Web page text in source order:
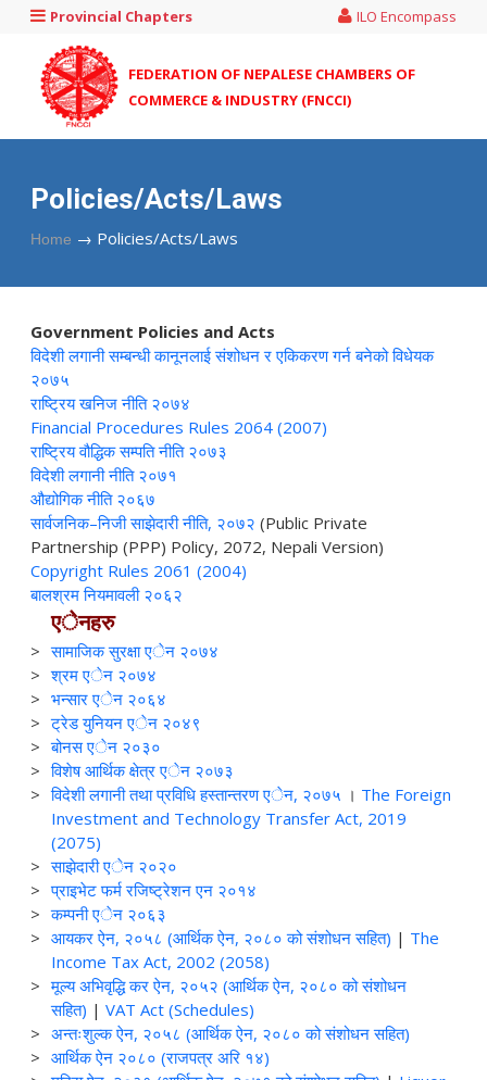
Provincial Chapters ILO Encompass
FEDERATION OF NEPALESE CHAMBERS OF
COMMERCE & INDUSTRY (FNCCI)
Policies/Acts/Laws
Home → Policies/Acts/Laws
Government Policies and Acts
विदेशी लगानी सम्बन्धी कानूनलाई संशोधन र एकिकरण गर्न बनेको विधेयक
२०७५
राष्ट्रिय खनिज नीति २०७४
Financial Procedures Rules 2064 (2007)
राष्ट्रिय वौद्धिक सम्पति नीति २०७३
विदेशी लगानी नीति २०७१
औद्योगिक नीति २०६७
सार्वजनिक–निजी साझेदारी नीति, २०७२ (Public Private
Partnership (PPP) Policy, 2072, Nepali Version)
Copyright Rules 2061 (2004)
बालश्रम नियमावली २०६२
एेनहरु
> सामाजिक सुरक्षा एेन २०७४
> श्रम एेन २०७४
> भन्सार एेन २०६४
> ट्रेड युनियन एेन २०४९
> बोनस एेन २०३०
> विशेष आर्थिक क्षेत्र एेन २०७३
> विदेशी लगानी तथा प्रविधि हस्तान्तरण एेन, २०७५ । The Foreign
Investment and Technology Transfer Act, 2019
(2075)
> साझेदारी एेन २०२०
> प्राइभेट फर्म रजिष्ट्रेशन एन २०१४
> कम्पनी एेन २०६३
> आयकर ऐन, २०५८ (आर्थिक ऐन, २०८० को संशोधन सहित) | The
Income Tax Act, 2002 (2058)
> मूल्य अभिवृद्धि कर ऐन, २०५२ (आर्थिक ऐन, २०८० को संशोधन
सहित) |VAT Act (Schedules)
> अन्तःशुल्क ऐन, २०५८ (आर्थिक ऐन, २०८० को संशोधन सहित)
> आर्थिक ऐन २०८० (राजपत्र अरि १४)